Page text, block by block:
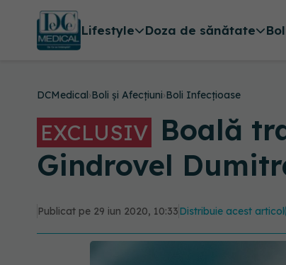
Lifestyle Doza de sănătate
DCMedical›Boli și Afecțiuni›Boli Infecțioase
EXCLUSIV Boală
Gindrovel
Publicat pe 29 iun 2020, 10:33Distribuie acest articol